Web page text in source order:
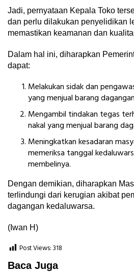
Jadi, pernyataan Kepala Toko
dan perlu dilakukan penyelidikan
memastikan keamanan dan
Dalam hal ini, diharapkan
dapat:
Melakukan sidak dan
yang menjual barang
Mengambil tindakan tegas
nakal yang menjual barang
Meningkatkan kesadaran
memeriksa tanggal
membelinya.
Dengan demikian, diharapkan
terlindungi dari kerugian akibat
dagangan kedaluwarsa.
(Iwan H)
Post Views:318
Baca Juga